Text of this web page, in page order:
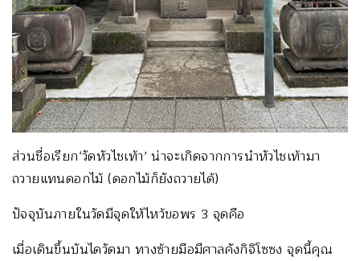
ส่วนชื่อเรียก‘วัดหัวไชเท้า’ น่าจะเกิดจากการนำหัวไชเท้ามา
ถวายแทนดอกไม้ (ดอกไม้ก็ยังถวายได้)
ปัจจุบันภายในวัดมีจุดให้ไหว้ขอพร 3 จุดคือ
เมื่อเดินขึ้นบันไดวัดมา ทางซ้ายมือมีศาลคังกิจิโซซง จุดนี้คุณ